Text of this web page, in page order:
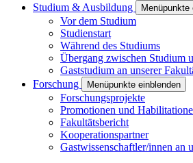
Studium & Ausbildung
Menüpunkte
Vor dem Studium
Studienstart
Während des Studiums
Übergang zwischen Studium
Gaststudium an unserer
Forschung
Menüpunkte einblenden
Forschungsprojekte
Promotionen und
Fakultätsbericht
Kooperationspartner
Gastwissenschaftler/innen an